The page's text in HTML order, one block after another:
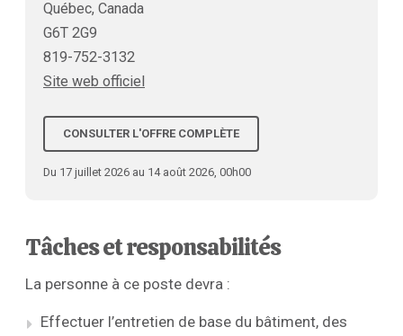
Québec, Canada
G6T 2G9
819-752-3132
Site web officiel
CONSULTER L'OFFRE COMPLÈTE
Du 17 juillet 2026 au 14 août 2026, 00h00
Tâches et responsabilités
La personne à ce poste devra :
Effectuer l’entretien de base du bâtiment, des